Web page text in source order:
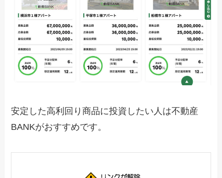
安定した高利回り商品に投資したい人は不動産
BANKがおすすめです。